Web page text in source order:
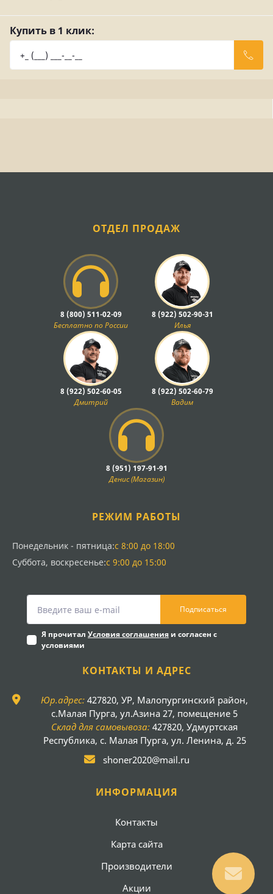
Купить в 1 клик:
ОТДЕЛ ПРОДАЖ
8 (800) 511-02-09
Бесплатно по России
8 (922) 502-90-31
Илья
8 (922) 502-60-05
Дмитрий
8 (922) 502-60-79
Вадим
8 (951) 197-91-91
Денис (Магазин)
РЕЖИМ РАБОТЫ
Понедельник - пятница:с 8:00 до 18:00
Суббота, воскресенье:с 9:00 до 15:00
Подписаться
Я прочитал Условия соглашения и согласен с
условиями
КОНТАКТЫ И АДРЕС
Юр.адрес: 427820, УР, Малопургинский район,
с.Малая Пурга, ул.Азина 27, помещение 5
Склад для самовывоза: 427820, Удмуртская
Республика, с. Малая Пурга, ул. Ленина, д. 25
shoner2020@mail.ru
ИНФОРМАЦИЯ
Контакты
Карта сайта
Производители
Акции